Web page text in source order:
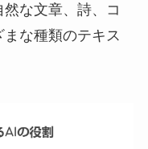
な文章、詩、コ
な種類のテキス